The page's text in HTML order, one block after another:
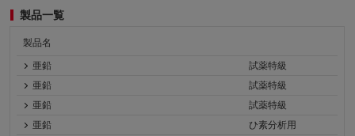
製品一覧
製品名
亜鉛
試薬特級
亜鉛
試薬特級
亜鉛
試薬特級
亜鉛
ひ素分析用